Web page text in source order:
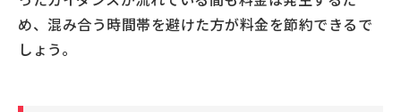
め、混み合う時間帯を避けた方が料金を節約できるで
しょう。